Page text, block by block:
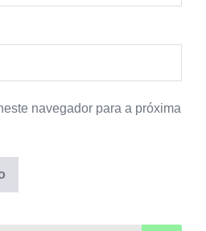
navegador para a próxima